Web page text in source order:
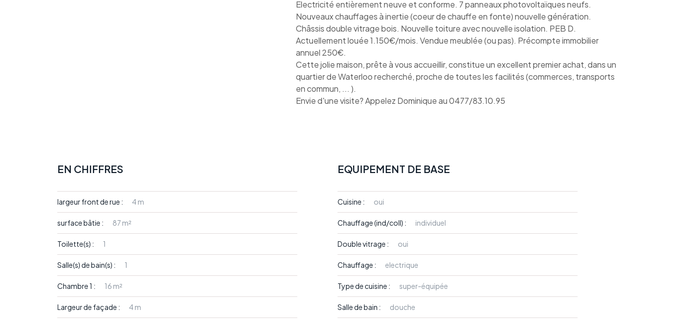
Electricité entièrement neuve et conforme. 7 panneaux photovoltaïques neufs.
Nouveaux chauffages à inertie (coeur de chauffe en fonte) nouvelle génération.
Châssis double vitrage bois. Nouvelle toiture avec nouvelle isolation. PEB D.
Actuellement louée 1.150€/mois. Vendue meublée (ou pas). Précompte immobilier
annuel 250€.
Cette jolie maison, prête à vous accueillir, constitue un excellent premier achat, dans un
quartier de Waterloo recherché, proche de toutes les facilités (commerces, transports
en commun, ... ).
Envie d'une visite? Appelez Dominique au 0477/83.10.95
EN CHIFFRES
largeur front de rue : 4 m
surface bâtie : 87 m²
Toilette(s) : 1
Salle(s) de bain(s) : 1
Chambre 1 : 16 m²
Largeur de façade : 4 m
EQUIPEMENT DE BASE
Cuisine : oui
Chauffage (ind/coll) : individuel
Double vitrage : oui
Chauffage : electrique
Type de cuisine : super-équipée
Salle de bain : douche